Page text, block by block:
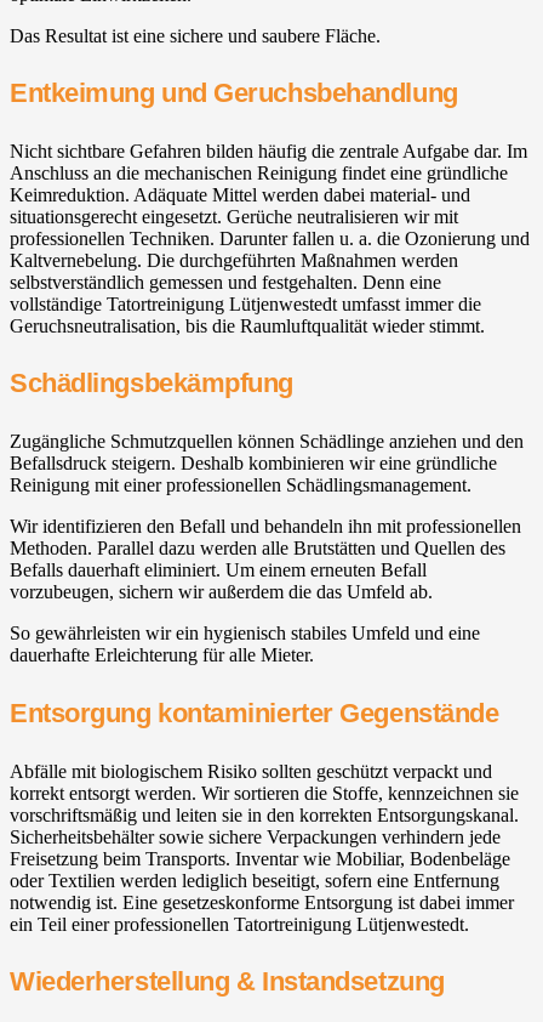
Das Resultat ist eine sichere und saubere Fläche.
Entkeimung und Geruchsbehandlung
Nicht sichtbare Gefahren bilden häufig die zentrale Aufgabe dar. Im
Anschluss an die mechanischen Reinigung findet eine gründliche
Keimreduktion. Adäquate Mittel werden dabei material- und
situationsgerecht eingesetzt. Gerüche neutralisieren wir mit
professionellen Techniken. Darunter fallen u. a. die Ozonierung und
Kaltvernebelung. Die durchgeführten Maßnahmen werden
selbstverständlich gemessen und festgehalten. Denn eine
vollständige Tatortreinigung Lütjenwestedt umfasst immer die
Geruchsneutralisation, bis die Raumluftqualität wieder stimmt.
Schädlingsbekämpfung
Zugängliche Schmutzquellen können Schädlinge anziehen und den
Befallsdruck steigern. Deshalb kombinieren wir eine gründliche
Reinigung mit einer professionellen Schädlingsmanagement.
Wir identifizieren den Befall und behandeln ihn mit professionellen
Methoden. Parallel dazu werden alle Brutstätten und Quellen des
Befalls dauerhaft eliminiert. Um einem erneuten Befall
vorzubeugen, sichern wir außerdem die das Umfeld ab.
So gewährleisten wir ein hygienisch stabiles Umfeld und eine
dauerhafte Erleichterung für alle Mieter.
Entsorgung kontaminierter Gegenstände
Abfälle mit biologischem Risiko sollten geschützt verpackt und
korrekt entsorgt werden. Wir sortieren die Stoffe, kennzeichnen sie
vorschriftsmäßig und leiten sie in den korrekten Entsorgungskanal.
Sicherheitsbehälter sowie sichere Verpackungen verhindern jede
Freisetzung beim Transports. Inventar wie Mobiliar, Bodenbeläge
oder Textilien werden lediglich beseitigt, sofern eine Entfernung
notwendig ist. Eine gesetzeskonforme Entsorgung ist dabei immer
ein Teil einer professionellen Tatortreinigung Lütjenwestedt.
Wiederherstellung & Instandsetzung